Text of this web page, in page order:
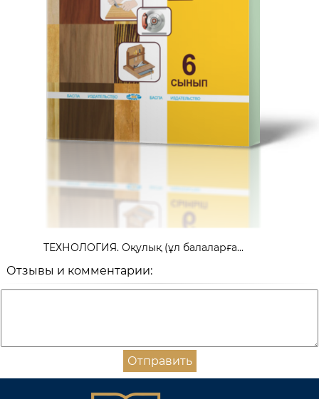
ТЕХНОЛОГИЯ. Оқулық (ұл балаларға...
Отзывы и комментарии:
Отправить